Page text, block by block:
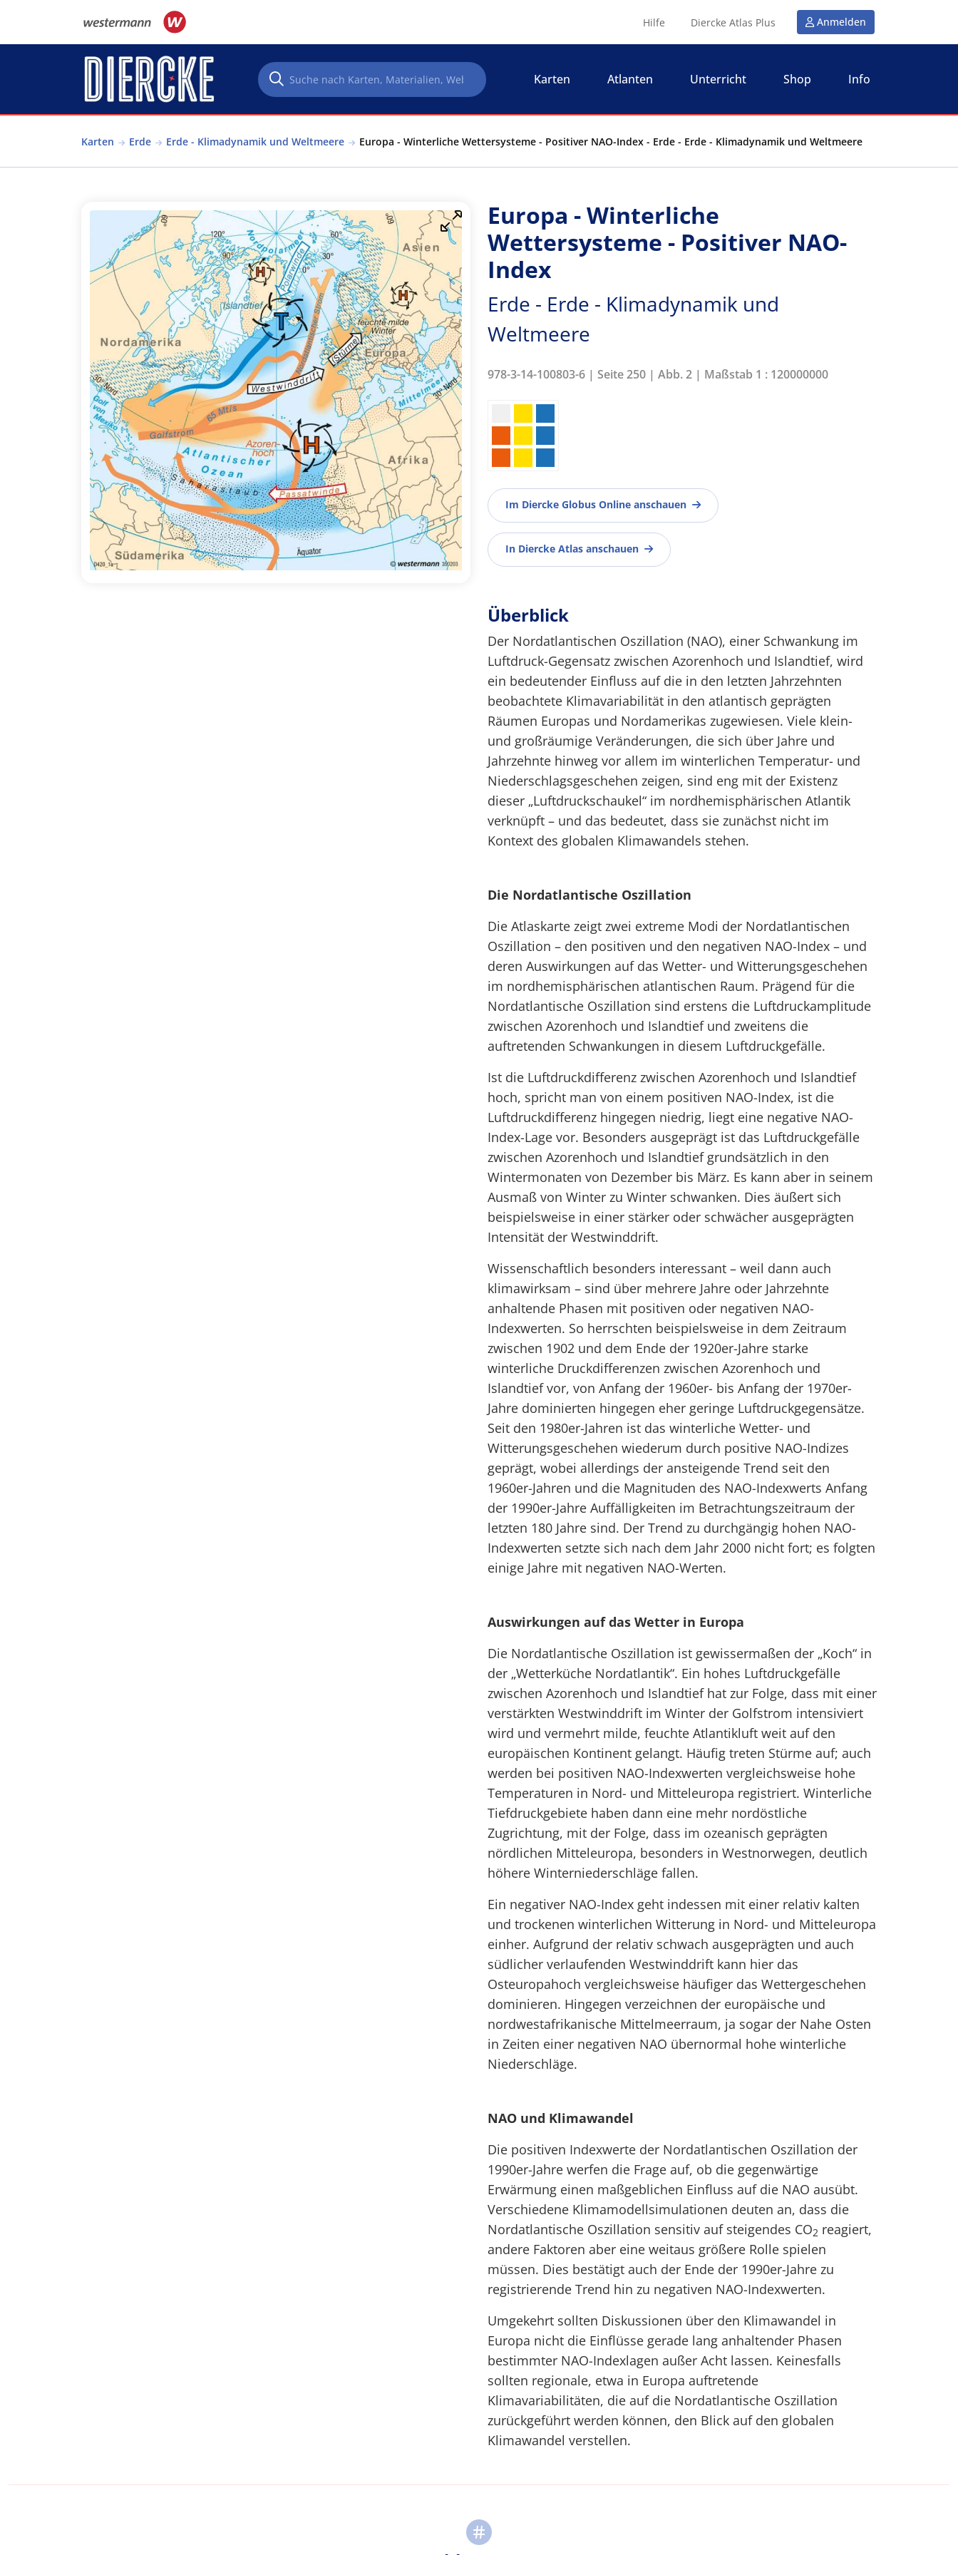
Hilfe Diercke Atlas Plus Anmelden
Karten Atlanten Unterricht Shop Info
Karten Erde Erde - Klimadynamik und Weltmeere Europa - Winterliche Wettersysteme - Positiver NAO-Index - Erde - Erde - Klimadynamik und Weltmeere
Europa - Winterliche
Wettersysteme - Positiver NAO-
Index
Erde - Erde - Klimadynamik und
Weltmeere
978-3-14-100803-6 | Seite 250 | Abb. 2 | Maßstab 1 : 120000000
Im Diercke Globus Online anschauen
In Diercke Atlas anschauen
Überblick
Der Nordatlantischen Oszillation (NAO), einer Schwankung im
Luftdruck-Gegensatz zwischen Azorenhoch und Islandtief, wird
ein bedeutender Einfluss auf die in den letzten Jahrzehnten
beobachtete Klimavariabilität in den atlantisch geprägten
Räumen Europas und Nordamerikas zugewiesen. Viele klein-
und großräumige Veränderungen, die sich über Jahre und
Jahrzehnte hinweg vor allem im winterlichen Temperatur- und
Niederschlagsgeschehen zeigen, sind eng mit der Existenz
dieser „Luftdruckschaukel“ im nordhemisphärischen Atlantik
verknüpft – und das bedeutet, dass sie zunächst nicht im
Kontext des globalen Klimawandels stehen.
Die Nordatlantische Oszillation
Die Atlaskarte zeigt zwei extreme Modi der Nordatlantischen
Oszillation – den positiven und den negativen NAO-Index – und
deren Auswirkungen auf das Wetter- und Witterungsgeschehen
im nordhemisphärischen atlantischen Raum. Prägend für die
Nordatlantische Oszillation sind erstens die Luftdruckamplitude
zwischen Azorenhoch und Islandtief und zweitens die
auftretenden Schwankungen in diesem Luftdruckgefälle.
Ist die Luftdruckdifferenz zwischen Azorenhoch und Islandtief
hoch, spricht man von einem positiven NAO-Index, ist die
Luftdruckdifferenz hingegen niedrig, liegt eine negative NAO-
Index-Lage vor. Besonders ausgeprägt ist das Luftdruckgefälle
zwischen Azorenhoch und Islandtief grundsätzlich in den
Wintermonaten von Dezember bis März. Es kann aber in seinem
Ausmaß von Winter zu Winter schwanken. Dies äußert sich
beispielsweise in einer stärker oder schwächer ausgeprägten
Intensität der Westwinddrift.
Wissenschaftlich besonders interessant – weil dann auch
klimawirksam – sind über mehrere Jahre oder Jahrzehnte
anhaltende Phasen mit positiven oder negativen NAO-
Indexwerten. So herrschten beispielsweise in dem Zeitraum
zwischen 1902 und dem Ende der 1920er-Jahre starke
winterliche Druckdifferenzen zwischen Azorenhoch und
Islandtief vor, von Anfang der 1960er- bis Anfang der 1970er-
Jahre dominierten hingegen eher geringe Luftdruckgegensätze.
Seit den 1980er-Jahren ist das winterliche Wetter- und
Witterungsgeschehen wiederum durch positive NAO-Indizes
geprägt, wobei allerdings der ansteigende Trend seit den
1960er-Jahren und die Magnituden des NAO-Indexwerts Anfang
der 1990er-Jahre Auffälligkeiten im Betrachtungszeitraum der
letzten 180 Jahre sind. Der Trend zu durchgängig hohen NAO-
Indexwerten setzte sich nach dem Jahr 2000 nicht fort; es folgten
einige Jahre mit negativen NAO-Werten.
Auswirkungen auf das Wetter in Europa
Die Nordatlantische Oszillation ist gewissermaßen der „Koch“ in
der „Wetterküche Nordatlantik“. Ein hohes Luftdruckgefälle
zwischen Azorenhoch und Islandtief hat zur Folge, dass mit einer
verstärkten Westwinddrift im Winter der Golfstrom intensiviert
wird und vermehrt milde, feuchte Atlantikluft weit auf den
europäischen Kontinent gelangt. Häufig treten Stürme auf; auch
werden bei positiven NAO-Indexwerten vergleichsweise hohe
Temperaturen in Nord- und Mitteleuropa registriert. Winterliche
Tiefdruckgebiete haben dann eine mehr nordöstliche
Zugrichtung, mit der Folge, dass im ozeanisch geprägten
nördlichen Mitteleuropa, besonders in Westnorwegen, deutlich
höhere Winterniederschläge fallen.
Ein negativer NAO-Index geht indessen mit einer relativ kalten
und trockenen winterlichen Witterung in Nord- und Mitteleuropa
einher. Aufgrund der relativ schwach ausgeprägten und auch
südlicher verlaufenden Westwinddrift kann hier das
Osteuropahoch vergleichsweise häufiger das Wettergeschehen
dominieren. Hingegen verzeichnen der europäische und
nordwestafrikanische Mittelmeerraum, ja sogar der Nahe Osten
in Zeiten einer negativen NAO übernormal hohe winterliche
Niederschläge.
NAO und Klimawandel
Die positiven Indexwerte der Nordatlantischen Oszillation der
1990er-Jahre werfen die Frage auf, ob die gegenwärtige
Erwärmung einen maßgeblichen Einfluss auf die NAO ausübt.
Verschiedene Klimamodellsimulationen deuten an, dass die
Nordatlantische Oszillation sensitiv auf steigendes CO2 reagiert,
andere Faktoren aber eine weitaus größere Rolle spielen
müssen. Dies bestätigt auch der Ende der 1990er-Jahre zu
registrierende Trend hin zu negativen NAO-Indexwerten.
Umgekehrt sollten Diskussionen über den Klimawandel in
Europa nicht die Einflüsse gerade lang anhaltender Phasen
bestimmter NAO-Indexlagen außer Acht lassen. Keinesfalls
sollten regionale, etwa in Europa auftretende
Klimavariabilitäten, die auf die Nordatlantische Oszillation
zurückgeführt werden können, den Blick auf den globalen
Klimawandel verstellen.